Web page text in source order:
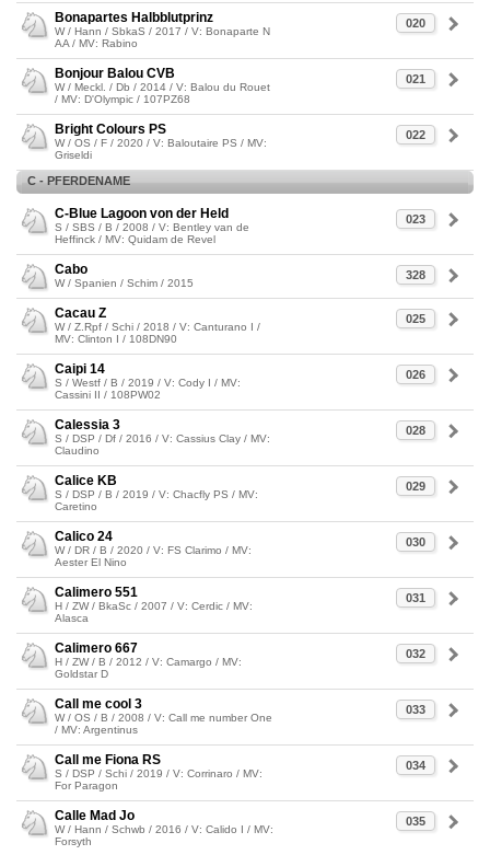
020
Bonapartes Halbblutprinz
W / Hann / SbkaS / 2017 / V: Bonaparte N
AA / MV: Rabino
021
Bonjour Balou CVB
W / Meckl. / Db / 2014 / V: Balou du Rouet
/ MV: D'Olympic / 107PZ68
022
Bright Colours PS
W / OS / F / 2020 / V: Baloutaire PS / MV:
Griseldi
C - PFERDENAME
023
C-Blue Lagoon von der Held
S / SBS / B / 2008 / V: Bentley van de
Heffinck / MV: Quidam de Revel
328
Cabo
W / Spanien / Schim / 2015
025
Cacau Z
W / Z.Rpf / Schi / 2018 / V: Canturano I /
MV: Clinton I / 108DN90
026
Caipi 14
S / Westf / B / 2019 / V: Cody I / MV:
Cassini II / 108PW02
028
Calessia 3
S / DSP / Df / 2016 / V: Cassius Clay / MV:
Claudino
029
Calice KB
S / DSP / B / 2019 / V: Chacfly PS / MV:
Caretino
030
Calico 24
W / DR / B / 2020 / V: FS Clarimo / MV:
Aester El Nino
031
Calimero 551
H / ZW / BkaSc / 2007 / V: Cerdic / MV:
Alasca
032
Calimero 667
H / ZW / B / 2012 / V: Camargo / MV:
Goldstar D
033
Call me cool 3
W / OS / B / 2008 / V: Call me number One
/ MV: Argentinus
034
Call me Fiona RS
S / DSP / Schi / 2019 / V: Corrinaro / MV:
For Paragon
035
Calle Mad Jo
W / Hann / Schwb / 2016 / V: Calido I / MV:
Forsyth